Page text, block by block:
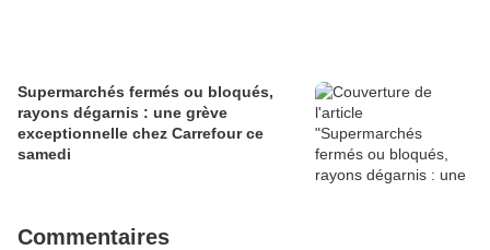
Supermarchés fermés ou bloqués,
rayons dégarnis : une grève
exceptionnelle chez Carrefour ce
samedi
Commentaires